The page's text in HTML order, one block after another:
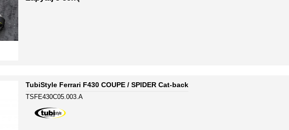
TubiStyle Ferrari F430 COUPE / SPIDER Cat-back
TSFE430C05.003.A